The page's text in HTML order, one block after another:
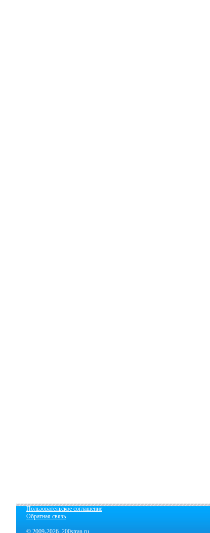
Пользовательское соглашение
Обратная связь
© 2009-2026 200stran.ru